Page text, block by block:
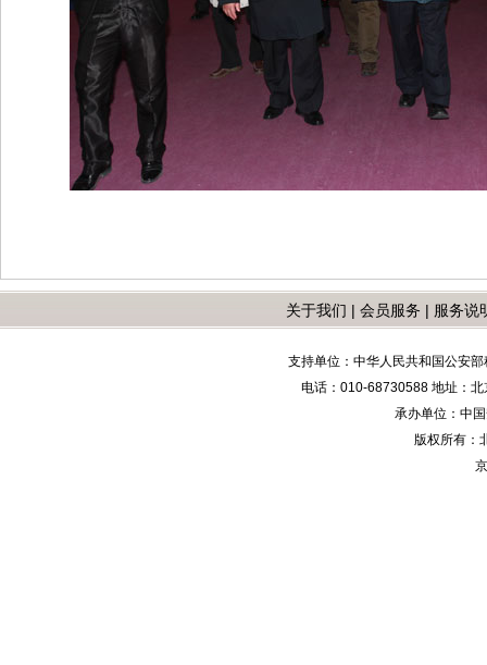
关于我们 | 会员服务 | 服务说
支持单位：中华人民共和国公安
电话：010-68730588 地址：
承办单位：中
版权所有：